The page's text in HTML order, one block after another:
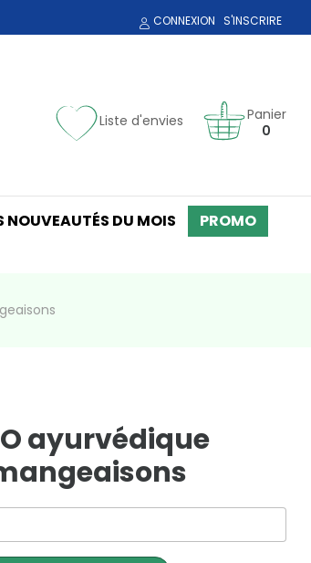
CONNEXION S'INSCRIRE
Liste d'envies
Panier
0
NOUVEAUTÉS DU MOIS PROMO
ayurvédique